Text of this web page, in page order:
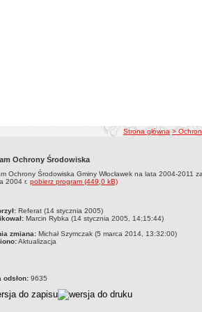
ścieżka nawigacji
Strona główna >
Ochrony Środowiska
Ochrony Środowiska Gminy Włocławek na lata 2004-2011
2004 r. pobierz program (449,0 kB)
Referat (14 stycznia 2005)
Marcin Rybka (14 stycznia 2005, 14:15:44)
zmiana: Michał Szymczak (5 marca 2014, 13:32:00)
Aktualizacja
odsłon: 9635